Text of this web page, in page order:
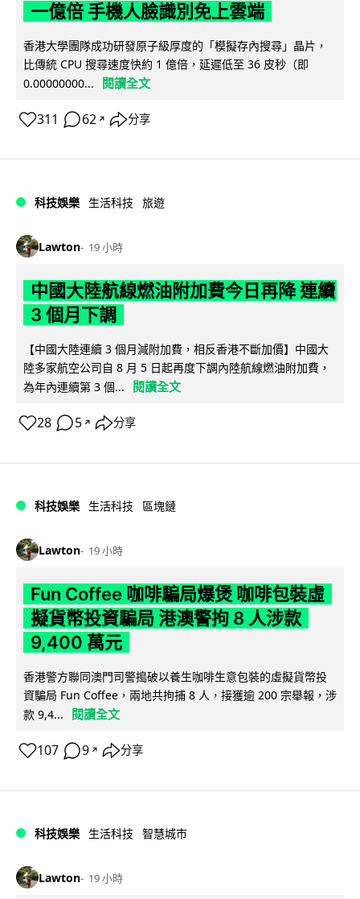
一億倍 手機人臉識別免上雲端
香港大學團隊成功研發原子級厚度的「模擬存內搜尋」晶片，
比傳統 CPU 搜尋速度快約 1 億倍，延遲低至 36 皮秒（即
0.00000000...
閱讀全文
311 62 ↗ 分享
科技娛樂 生活科技 旅遊
Lawton 19 小時
中國大陸航線燃油附加費今日再降 連續
3 個月下調
【中國大陸連續 3 個月減附加費，相反香港不斷加價】中國大
陸多家航空公司自 8 月 5 日起再度下調內陸航線燃油附加費，
為年內連續第 3 個...
閱讀全文
28 5 ↗ 分享
科技娛樂 生活科技 區塊鏈
Lawton 19 小時
Fun Coffee 咖啡騙局爆煲 咖啡包裝虛
擬貨幣投資騙局 港澳警拘 8 人涉款
9,400 萬元
香港警方聯同澳門司警搗破以養生咖啡生意包裝的虛擬貨幣投
資騙局 Fun Coffee，兩地共拘捕 8 人，接獲逾 200 宗舉報，涉
款 9,4...
閱讀全文
107 9 ↗ 分享
科技娛樂 生活科技 智慧城市
Lawton 19 小時